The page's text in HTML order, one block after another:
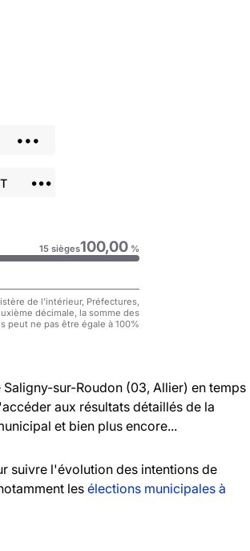
•••
•••
15 sièges100,00 %
de l'intérieur, Préfectures,
décimale, la somme des
peut ne pas être égale à 100%
sur-Roudon (03, Allier) en temps
aux résultats détaillés de la
et bien plus encore...
suivre l'évolution des intentions de
les élections municipales à